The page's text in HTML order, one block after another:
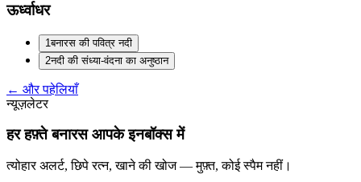
ऊर्ध्वाधर
1बनारस की पवित्र नदी
2नदी की संध्या-वंदना का अनुष्ठान
← और पहेलियाँ
न्यूज़लेटर
हर हफ़्ते बनारस आपके इनबॉक्स में
त्योहार अलर्ट, छिपे रत्न, खाने की खोज — मुफ़्त, कोई स्पैम नहीं।